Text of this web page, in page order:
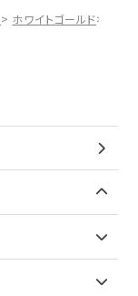
ホワイトゴールド